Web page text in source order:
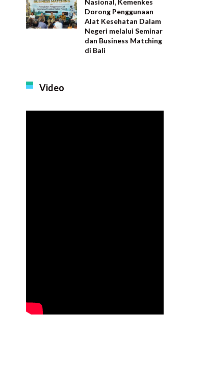
Nasional, Kemenkes
Dorong Penggunaan
Alat Kesehatan Dalam
Negeri melalui Seminar
dan Business Matching
di Bali
Video